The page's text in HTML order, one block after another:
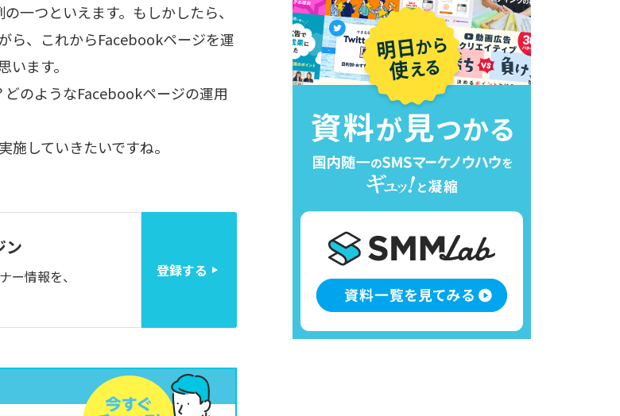
一つといえます。もしかしたら、
ら、これからFacebookページを運
ます。
のようなFacebookページの運用
していきたいですね。
ン
ー情報を、
登録する